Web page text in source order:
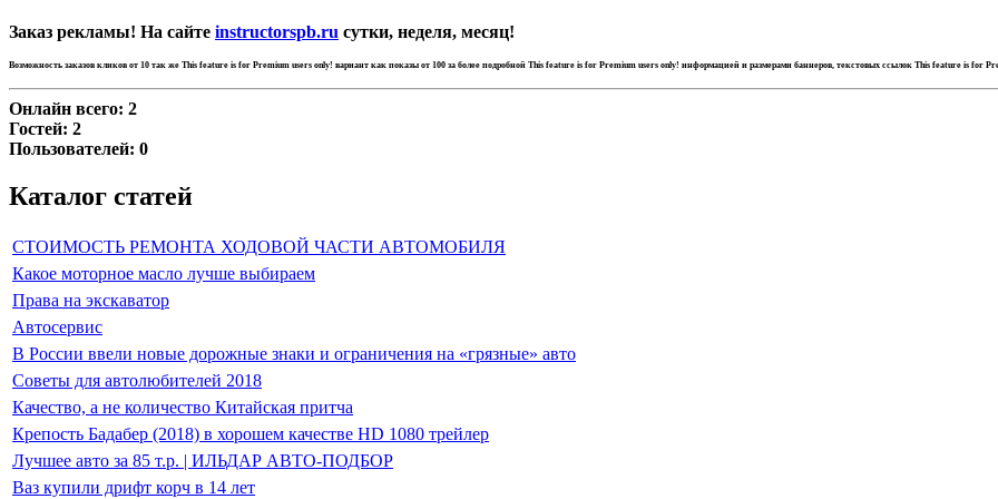
Заказ рекламы! На сайте instructorspb.ru сутки, неделя, месяц!
Возможность заказов кликов от 10 так же This feature is for Premium users only! вариант как показы от 100 за более подробной This feature is for Premium users only! информацией и размерами баннеров, текстовых ссылок This feature is for
Онлайн всего: 2
Гостей: 2
Пользователей: 0
Каталог статей
СТОИМОСТЬ РЕМОНТА ХОДОВОЙ ЧАСТИ АВТОМОБИЛЯ
Какое моторное масло лучше выбираем
Права на экскаватор
Автосервис
В России ввели новые дорожные знаки и ограничения на «грязные» авто
Советы для автолюбителей 2018
Качество, а не количество Китайская притча
Крепость Бадабер (2018) в хорошем качестве HD 1080 трейлер
Лучшее авто за 85 т.р. | ИЛЬДАР АВТО-ПОДБОР
Ваз купили дрифт корч в 14 лет